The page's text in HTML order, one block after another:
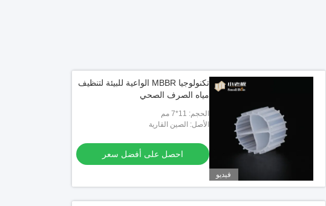
فيديو
تكنولوجيا MBBR الواعية للبيئة لتنظيف
مياه الصرف الصحي
الحجم: 11*7 مم
الأصل: الصين القارية
احصل على أفضل سعر